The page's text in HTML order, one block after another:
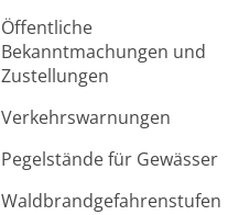
Öffentliche
Bekanntmachungen und
Zustellungen
Verkehrswarnungen
Pegelstände für Gewässer
Waldbrandgefahrenstufen